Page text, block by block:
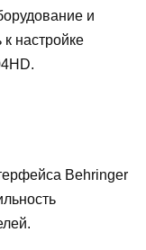
и
настройке
Behringer